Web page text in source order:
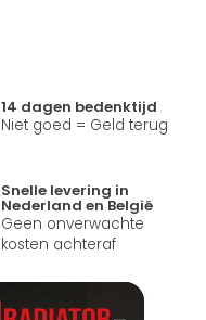
14 dagen bedenktijd
Niet goed = Geld terug
Snelle levering in
Nederland en België
Geen onverwachte
kosten achteraf